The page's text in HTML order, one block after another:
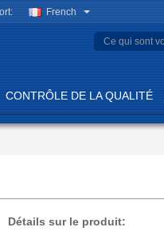
French
CONTRÔLE DE LA QUALITÉ
Détails sur le produit: